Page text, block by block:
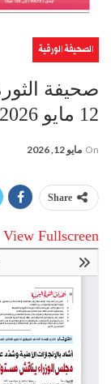
الصحيفة الورقية
12 مايو 2026
On مايو 12, 2026
Share
View Fullscreen